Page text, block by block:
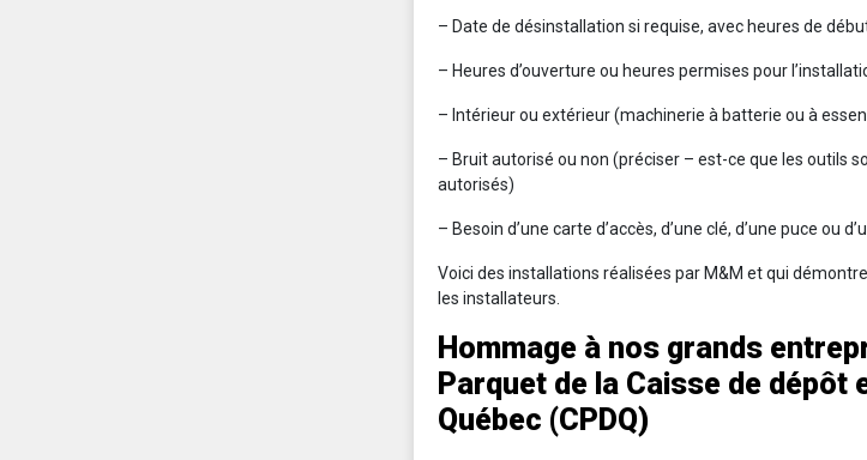
– Date de désinstallation si requise, avec heures de
– Heures d’ouverture ou heures permises pour
– Intérieur ou extérieur (machinerie à batterie ou à
– Bruit autorisé ou non (préciser – est-ce que les outils
autorisés)
– Besoin d’une carte d’accès, d’une clé, d’une puce ou
Voici des installations réalisées par M&M et qui
les installateurs.
Hommage à nos grands
Parquet de la Caisse de dépôt
Québec (CPDQ)